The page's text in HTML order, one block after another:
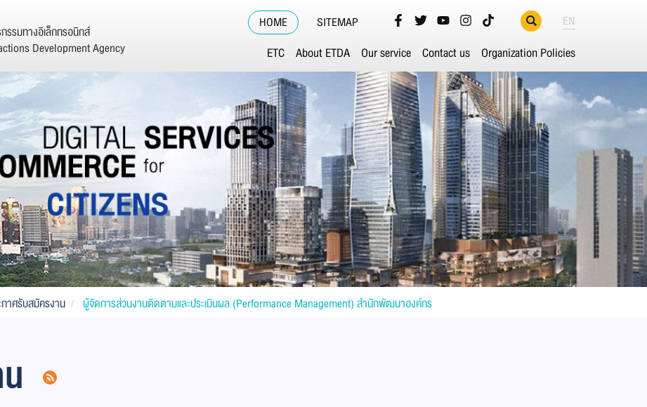
HOME SITEMAP EN
รมทางอิเล็กทรอนิกส์
Development Agency
ETC About ETDA Our service Contact us Organization Policies
กาศรับสมัครงาน ผู้จัดการส่วนงานติดตามและประเมินผล (Performance Management) สำนักพัฒนาองค์กร